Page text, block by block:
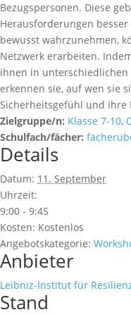
Bezugspersonen. Diese
Herausforderungen
bewusst wahrzunehmen,
Netzwerk erarbeiten.
ihnen in unterschiedlichen
erkennen sie, auf wen sie
Sicherheitsgefühl und ihre
Zielgruppe/n: Klasse 7-10,
Schulfach/fächer:
Details
Datum: 11. September
Uhrzeit:
9:00 - 9:45
Kosten: Kostenlos
Angebotskategorie:
Anbieter
Leibniz-Institut für
Stand